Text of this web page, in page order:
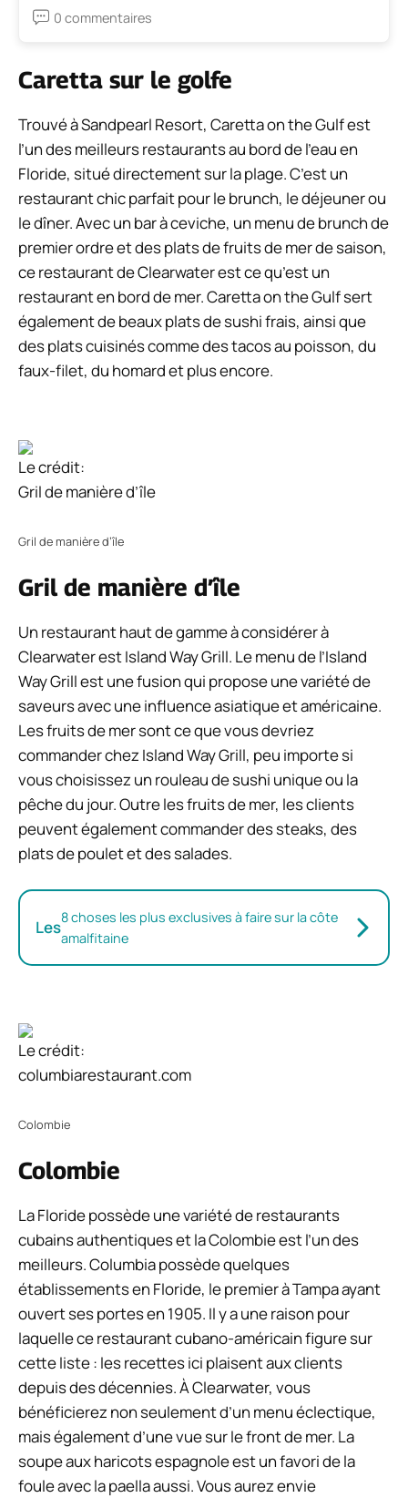
0 commentaires
Caretta sur le golfe
Trouvé à Sandpearl Resort, Caretta on the Gulf est
l’un des meilleurs restaurants au bord de l’eau en
Floride, situé directement sur la plage. C’est un
restaurant chic parfait pour le brunch, le déjeuner ou
le dîner. Avec un bar à ceviche, un menu de brunch de
premier ordre et des plats de fruits de mer de saison,
ce restaurant de Clearwater est ce qu’est un
restaurant en bord de mer. Caretta on the Gulf sert
également de beaux plats de sushi frais, ainsi que
des plats cuisinés comme des tacos au poisson, du
faux-filet, du homard et plus encore.
Le crédit:
Gril de manière d’île
Gril de manière d’île
Gril de manière d’île
Un restaurant haut de gamme à considérer à
Clearwater est Island Way Grill. Le menu de l’Island
Way Grill est une fusion qui propose une variété de
saveurs avec une influence asiatique et américaine.
Les fruits de mer sont ce que vous devriez
commander chez Island Way Grill, peu importe si
vous choisissez un rouleau de sushi unique ou la
pêche du jour. Outre les fruits de mer, les clients
peuvent également commander des steaks, des
plats de poulet et des salades.
Les8 choses les plus exclusives à faire sur la côte
amalfitaine
Le crédit:
columbiarestaurant.com
Colombie
Colombie
La Floride possède une variété de restaurants
cubains authentiques et la Colombie est l’un des
meilleurs. Columbia possède quelques
établissements en Floride, le premier à Tampa ayant
ouvert ses portes en 1905. Il y a une raison pour
laquelle ce restaurant cubano-américain figure sur
cette liste : les recettes ici plaisent aux clients
depuis des décennies. À Clearwater, vous
bénéficierez non seulement d’un menu éclectique,
mais également d’une vue sur le front de mer. La
soupe aux haricots espagnole est un favori de la
foule avec la paella aussi. Vous aurez envie